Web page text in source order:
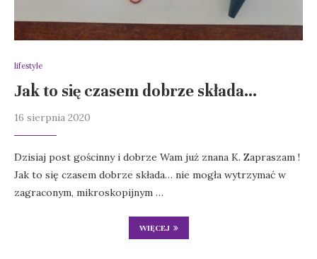
lifestyle
Jak to się czasem dobrze składa…
16 sierpnia 2020
Dzisiaj post gościnny i dobrze Wam już znana K. Zapraszam !
Jak to się czasem dobrze składa… nie mogła wytrzymać w
zagraconym, mikroskopijnym …
WIĘCEJ